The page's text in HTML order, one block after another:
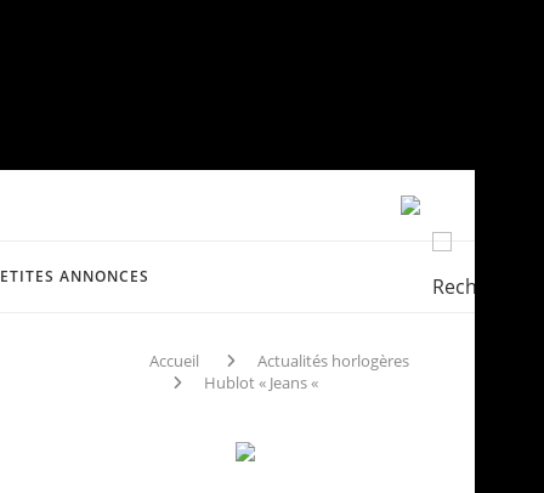
ANNONCES
Accueil
Actualités horlogères
Hublot « Jeans «